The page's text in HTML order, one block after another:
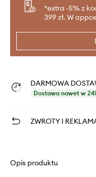
*extra -5% z
399 zł. W
DARMOWA
Dostawa nawet w
ZWROTY I
Opis produktu